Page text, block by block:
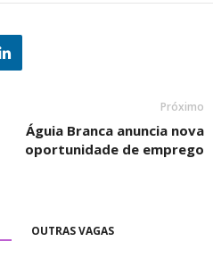
Próximo
Águia Branca anuncia nova
oportunidade de emprego
OUTRAS VAGAS